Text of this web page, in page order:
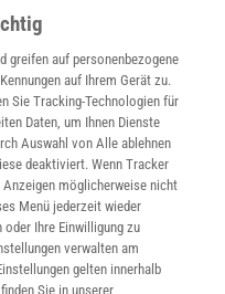
Schutz für 40
Mit neuen Regeln
Signal geben, denn viele
allem im Meer.
greifen auf personenbezogene
auf Ihrem Gerät zu.
Sie Tracking-Technologien für
Daten, um Ihnen Dienste
Auswahl von Alle ablehnen
deaktiviert. Wenn Tracker
möglicherweise nicht
Menü jederzeit wieder
oder Ihre Einwilligung zu
verwalten am
gelten innerhalb
Sie in unserer